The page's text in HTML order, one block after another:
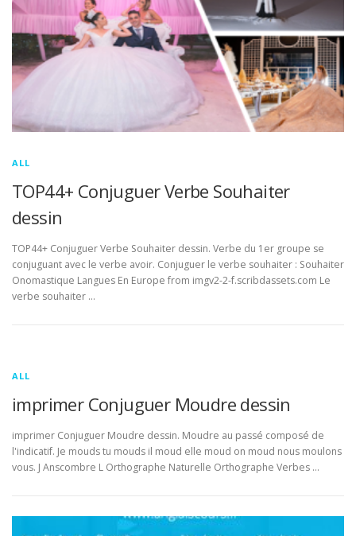
ALL
TOP44+ Conjuguer Verbe Souhaiter
dessin
TOP44+ Conjuguer Verbe Souhaiter dessin. Verbe du 1er groupe se
conjuguant avec le verbe avoir. Conjuguer le verbe souhaiter : Souhaiter
Onomastique Langues En Europe from imgv2-2-f.scribdassets.com Le
verbe souhaiter …
ALL
imprimer Conjuguer Moudre dessin
imprimer Conjuguer Moudre dessin. Moudre au passé composé de
l'indicatif. Je mouds tu mouds il moud elle moud on moud nous moulons
vous. J Anscombre L Orthographe Naturelle Orthographe Verbes …